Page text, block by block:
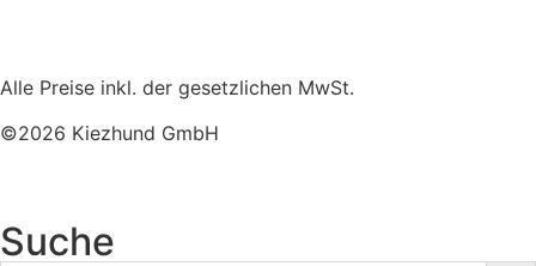
Alle Preise inkl. der gesetzlichen MwSt.
©2026 Kiezhund GmbH
Suche